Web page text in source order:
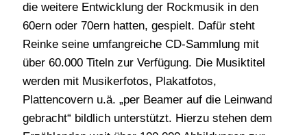
die weitere Entwicklung der Rockmusik in den
60ern oder 70ern hatten, gespielt. Dafür steht
Reinke seine umfangreiche CD-Sammlung mit
über 60.000 Titeln zur Verfügung. Die Musiktitel
werden mit Musikerfotos, Plakatfotos,
Plattencovern u.ä. „per Beamer auf die Leinwand
gebracht“ bildlich unterstützt. Hierzu stehen dem